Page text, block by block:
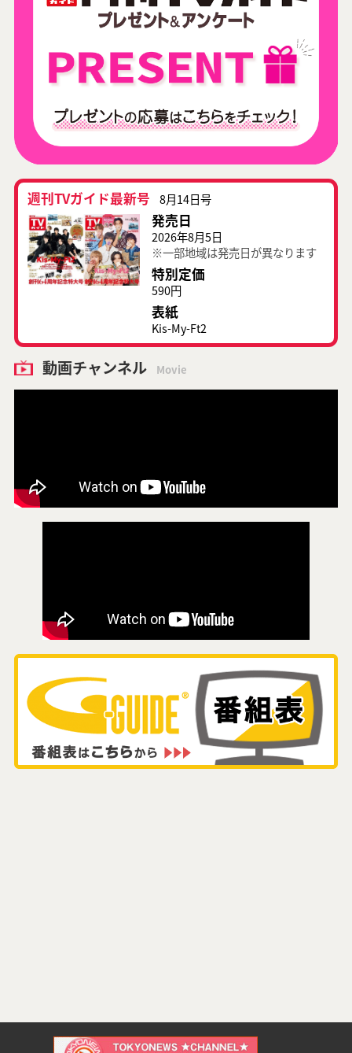
週刊TVガイド最新号 8月14日号
発売日
2026年8月5日
※一部地域は発売日が異なります
特別定価
590円
表紙
Kis-My-Ft2
動画チャンネル Movie